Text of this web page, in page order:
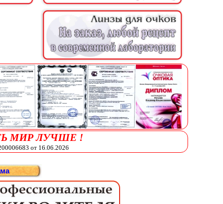
МИР ЛУЧШЕ !
от 16.06.2026